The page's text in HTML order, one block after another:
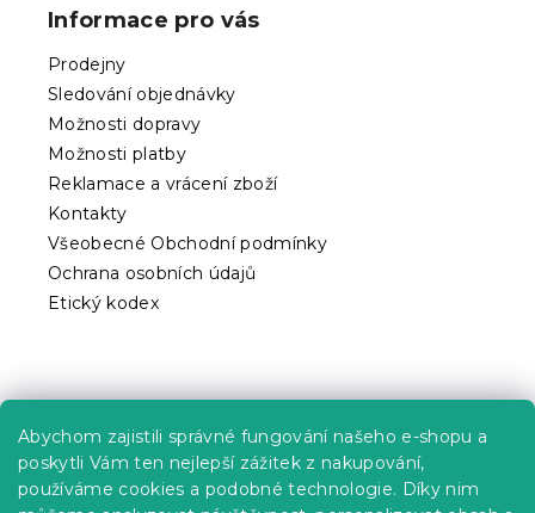
Abychom zajistili správné fungování našeho e-shopu a
poskytli Vám ten nejlepší zážitek z nakupování,
používáme cookies a podobné technologie. Díky nim
Informace pro vás
Prodejny
Sledování objednávky
Možnosti dopravy
Možnosti platby
Reklamace a vrácení zboží
Kontakty
Všeobecné Obchodní podmínky
Ochrana osobních údajů
Etický kodex
Kariéra
Poptávky a B2B spolupráce